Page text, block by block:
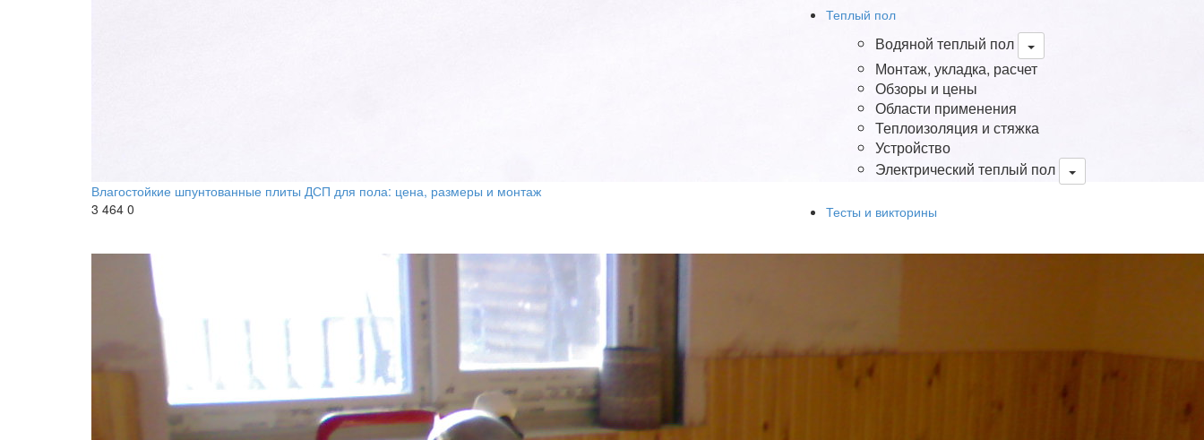
Влагостойкие шпунтованные плиты ДСП для пола: цена, размеры и монтаж
3 464 0
Теплый пол
Водяной теплый пол
Монтаж, укладка, расчет
Обзоры и цены
Области применения
Теплоизоляция и стяжка
Устройство
Электрический теплый пол
Тесты и викторины